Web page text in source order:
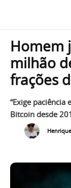
Homem
milhão
frações
“Exige paciência
Bitcoin desde